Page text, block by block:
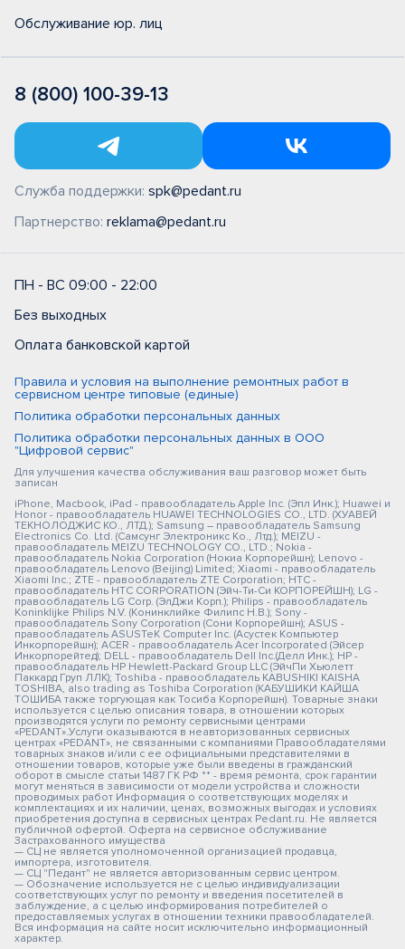
Обслуживание юр. лиц
8 (800) 100-39-13
Служба поддержки: spk@pedant.ru
Партнерство: reklama@pedant.ru
ПН - ВС 09:00 - 22:00
Без выходных
Оплата банковской картой
Правила и условия на выполнение ремонтных работ в
сервисном центре типовые (единые)
Политика обработки персональных данных
Политика обработки персональных данных в ООО
"Цифровой сервис"
Для улучшения качества обслуживания ваш разговор может быть
записан
iPhone, Macbook, iPad - правообладатель Apple Inc. (Эпл Инк.); Huawei и
Honor - правообладатель HUAWEI TECHNOLOGIES CO., LTD. (ХУАВЕЙ
ТЕКНОЛОДЖИС КО., ЛТД.); Samsung – правообладатель Samsung
Electronics Co. Ltd. (Самсунг Электроникс Ко., Лтд.); MEIZU -
правообладатель MEIZU TECHNOLOGY CO., LTD.; Nokia -
правообладатель Nokia Corporation (Нокиа Корпорейшн); Lenovo -
правообладатель Lenovo (Beijing) Limited; Xiaomi - правообладатель
Xiaomi Inc.; ZTE - правообладатель ZTE Corporation; HTC -
правообладатель HTC CORPORATION (Эйч-Ти-Си КОРПОРЕЙШН); LG -
правообладатель LG Corp. (ЭлДжи Корп.); Philips - правообладатель
Koninklijke Philips N.V. (Конинклийке Филипс Н.В.); Sony -
правообладатель Sony Corporation (Сони Корпорейшн); ASUS -
правообладатель ASUSTeK Computer Inc. (Асустек Компьютер
Инкорпорейшн); ACER - правообладатель Acer Incorporated (Эйсер
Инкорпорейтед); DELL - правообладатель Dell Inc.(Делл Инк.); HP -
правообладатель HP Hewlett-Packard Group LLC (ЭйчПи Хьюлетт
Паккард Груп ЛЛК); Toshiba - правообладатель KABUSHIKI KAISHA
TOSHIBA, also trading as Toshiba Corporation (КАБУШИКИ КАЙША
ТОШИБА также торгующая как Тосиба Корпорейшн). Товарные знаки
используется с целью описания товара, в отношении которых
производятся услуги по ремонту сервисными центрами
«PEDANT».Услуги оказываются в неавторизованных сервисных
центрах «PEDANT», не связанными с компаниями Правообладателями
товарных знаков и/или с ее официальными представителями в
отношении товаров, которые уже были введены в гражданский
оборот в смысле статьи 1487 ГК РФ ** - время ремонта, срок гарантии
могут меняться в зависимости от модели устройства и сложности
проводимых работ Информация о соответствующих моделях и
комплектациях и их наличии, ценах, возможных выгодах и условиях
приобретения доступна в сервисных центрах Pedant.ru. Не является
публичной офертой. Оферта на сервисное обслуживание
Застрахованного имущества
— СЦ не является уполномоченной организацией продавца,
импортера, изготовителя.
— СЦ "Педант" не является авторизованным сервис центром.
— Обозначение используется не с целью индивидуализации
соответствующих услуг по ремонту и введения посетителей в
заблуждение, а с целью информирования потребителей о
предоставляемых услугах в отношении техники правообладателей.
Вся информация на сайте носит исключительно информационный
характер.